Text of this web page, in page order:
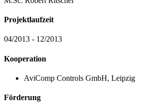
Projektlaufzeit
04/2013 - 12/2013
Kooperation
AviComp Controls GmbH, Leipzig
Förderung